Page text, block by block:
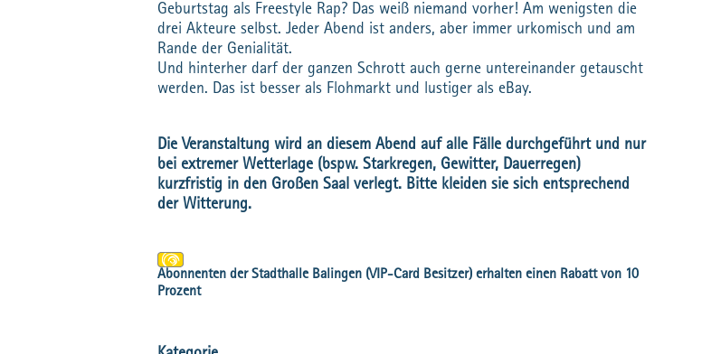
Geburtstag als Freestyle Rap? Das weiß niemand vorher! Am wenigsten die
drei Akteure selbst. Jeder Abend ist anders, aber immer urkomisch und am
Rande der Genialität.
Und hinterher darf der ganzen Schrott auch gerne untereinander getauscht
werden. Das ist besser als Flohmarkt und lustiger als eBay.
Die Veranstaltung wird an diesem Abend auf alle Fälle durchgeführt und nur
bei extremer Wetterlage (bspw. Starkregen, Gewitter, Dauerregen)
kurzfristig in den Großen Saal verlegt. Bitte kleiden sie sich entsprechend
der Witterung.